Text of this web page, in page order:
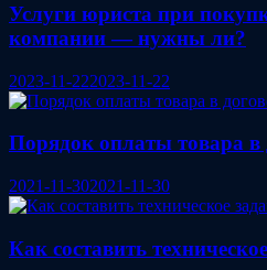
Услуги юриста при
компании — нужны ли?
2023-11-222023-11-22
Порядок оплаты товара в
2021-11-302021-11-30
Как составить